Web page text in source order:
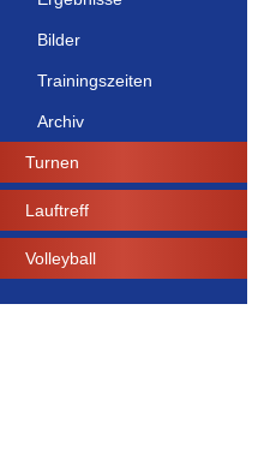
Bilder
Trainingszeiten
Archiv
Turnen
Lauftreff
Volleyball